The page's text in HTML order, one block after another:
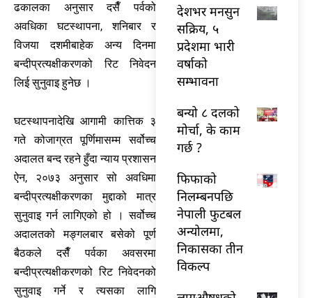
ढकालका अनुसार दसैँ पर्वको
अवधिका घटस्थापना, शनिबार र
विजया दशमीबाहेक अन्य दिनमा
बन्दीप्रत्यक्षीकरणको रिट निवेदन
लिई सुनुवाइ हुनेछ ।
घटस्थापनादेखि आगामी कात्तिक ३
गते कोजाग्रत पूर्णिमासम्म सर्वोच्च
अदालत बन्द रहने हुँदा न्याय प्रशासन
ऐन, २०७३ अनुसार सो अवधिमा
बन्दीप्रत्यक्षीकरणका मुद्दाको मात्र
सुनुवाइ गर्न लागिएको हो । सर्वोच्च
अदालतको मङ्गलबार बसेको पूर्ण
बैठकले दसैँ पर्वका अवसरमा
बन्दीप्रत्यक्षीकरणको रिट निवेदनको
सुनुवाइ गर्ने र त्यसका लागि
देशभर मनसुन
सक्रिय, ५
प्रदेशमा भारी
वर्षाको
सम्भावना
बन्यो ८ दलको
मोर्चा, के काम
गर्छ ?
फिफाको
निलम्बनपछि
नेपाली फुटबल
अन्योलमा,
निकासका तीन
विकल्प